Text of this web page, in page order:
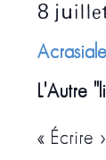
8
L'Autre
« Écrire